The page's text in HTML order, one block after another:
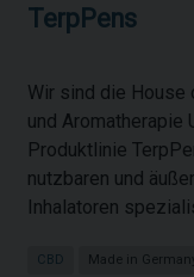
TerpPens
Wir sind die House
und Aromatherapie
Produktlinie
nutzbaren und
Inhalatoren
CBD Made in